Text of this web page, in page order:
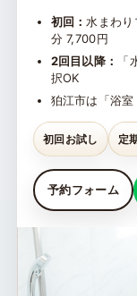
初回： 水まわ
分 7,700円
2回目以降：
択OK
狛江市は「浴
初回お試し 定
予約フォーム